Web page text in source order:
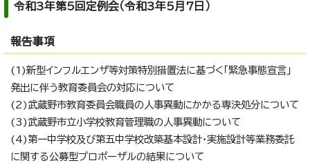
令和3年第5回定例会（令和3年5月7日）
報告事項
(1)新型インフルエンザ等対策特別措置法に基づく「緊急事態宣言」
発出に伴う教育委員会の対応について
(2)武蔵野市教育委員会職員の人事異動にかかる専決処分について
(3)武蔵野市立小学校教育管理職の人事異動について
(4)第一中学校及び第五中学校改築基本設計・実施設計等業務委託
に関する公募型プロポーザルの結果について